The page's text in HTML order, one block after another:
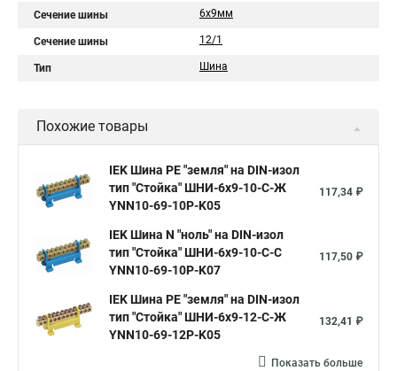
Сечение шины 6х9мм
Сечение шины 12/1
Тип Шина
Похожие товары
IEK Шина PE "земля" на DIN-изол
тип "Стойка" ШНИ-6х9-10-С-Ж
YNN10-69-10P-K05
117,34 ₽
IEK Шина N "ноль" на DIN-изол
тип "Стойка" ШНИ-6х9-10-С-С
YNN10-69-10P-K07
117,50 ₽
IEK Шина PE "земля" на DIN-изол
тип "Стойка" ШНИ-6х9-12-С-Ж
YNN10-69-12P-K05
132,41 ₽
Показать больше